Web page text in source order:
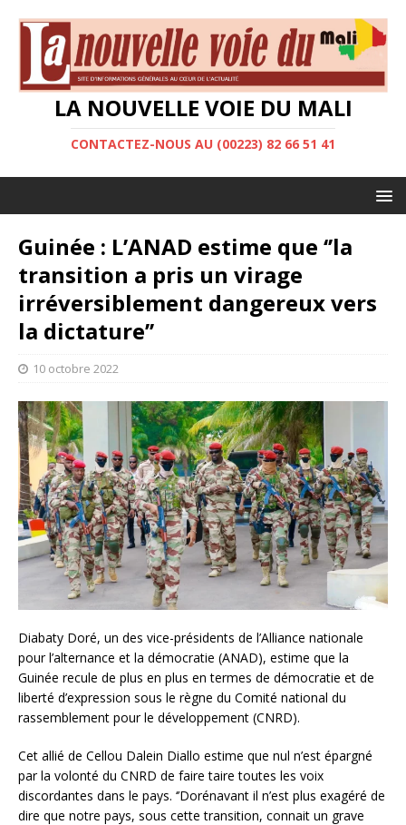
LA NOUVELLE VOIE DU MALI
CONTACTEZ-NOUS AU (00223) 82 66 51 41
Guinée : L’ANAD estime que ‘’la
transition a pris un virage
irréversiblement dangereux vers
la dictature’’
10 octobre 2022
Diabaty Doré, un des vice-présidents de l’Alliance nationale
pour l’alternance et la démocratie (ANAD), estime que la
Guinée recule de plus en plus en termes de démocratie et de
liberté d’expression sous le règne du Comité national du
rassemblement pour le développement (CNRD).
Cet allié de Cellou Dalein Diallo estime que nul n’est épargné
par la volonté du CNRD de faire taire toutes les voix
discordantes dans le pays. ‘’Dorénavant il n’est plus exagéré de
dire que notre pays, sous cette transition, connait un grave